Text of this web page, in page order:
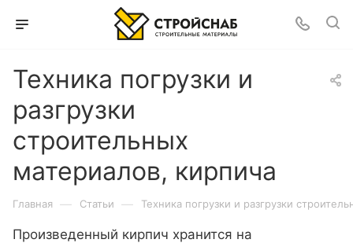
Техника погрузки и
разгрузки
строительных
материалов, кирпича
Главная — Статьи — Техника погрузки и разгрузки
Произведенный кирпич хранится на